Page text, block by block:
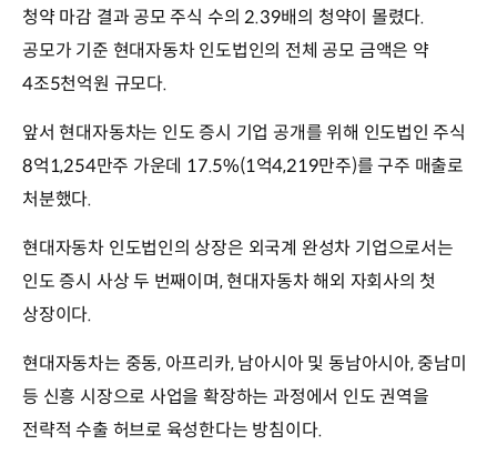
청약 마감 결과 공모 주식 수의 2.39배의 청약이 몰렸다.
공모가 기준 현대자동차 인도법인의 전체 공모 금액은 약
4조5천억원 규모다.
앞서 현대자동차는 인도 증시 기업 공개를 위해 인도법인 주식
8억1,254만주 가운데 17.5%(1억4,219만주)를 구주 매출로
처분했다.
현대자동차 인도법인의 상장은 외국계 완성차 기업으로서는
인도 증시 사상 두 번째이며, 현대자동차 해외 자회사의 첫
상장이다.
현대자동차는 중동, 아프리카, 남아시아 및 동남아시아, 중남미
등 신흥 시장으로 사업을 확장하는 과정에서 인도 권역을
전략적 수출 허브로 육성한다는 방침이다.